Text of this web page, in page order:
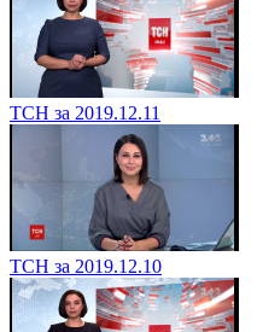
ТСН за 2019.12.11
ТСН за 2019.12.10